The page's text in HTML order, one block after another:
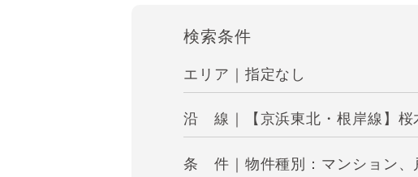
検索条件
エリア｜指定なし
沿 線｜【京浜東北・根岸線】桜
条 件｜物件種別：マンション、